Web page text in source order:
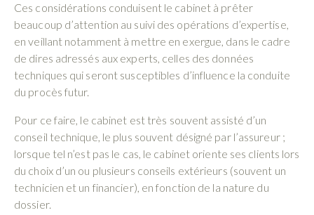
Ces considérations conduisent le cabinet à prêter
beaucoup d’attention au suivi des opérations d’expertise,
en veillant notamment à mettre en exergue, dans le cadre
de dires adressés aux experts, celles des données
techniques qui seront susceptibles d’influence la conduite
du procès futur.
Pour ce faire, le cabinet est très souvent assisté d’un
conseil technique, le plus souvent désigné par l’assureur ;
lorsque tel n’est pas le cas, le cabinet oriente ses clients lors
du choix d’un ou plusieurs conseils extérieurs (souvent un
technicien et un financier), en fonction de la nature du
dossier.